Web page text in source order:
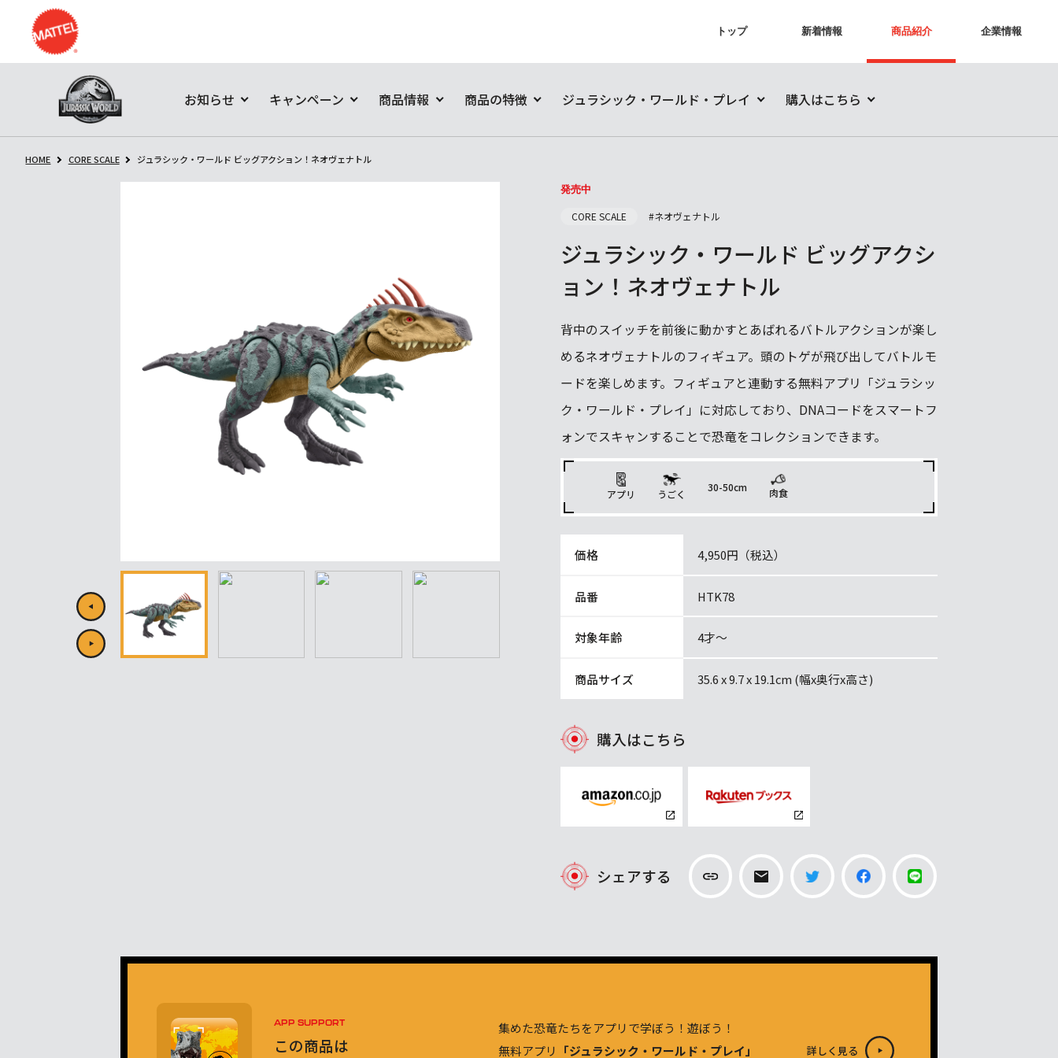
トップ 新着情報 商品紹介 企業情報
お知らせ キャンペーン 商品情報 商品の特徴 ジュラシック・ワールド・プレイ 購入はこちら
HOME CORE SCALE ジュラシック・ワールド ビッグアクション！ネオヴェナトル
発売中
CORE SCALE #ネオヴェナトル
ジュラシック・ワールド ビッグアクシ
ョン！ネオヴェナトル
背中のスイッチを前後に動かすとあばれるバトルアクションが楽し
めるネオヴェナトルのフィギュア。頭のトゲが飛び出してバトルモ
ードを楽しめます。フィギュアと連動する無料アプリ「ジュラシッ
ク・ワールド・プレイ」に対応しており、DNAコードをスマートフ
ォンでスキャンすることで恐竜をコレクションできます。
アプリ うごく
30-50cm 肉食
価格 4,950円（税込）
品番 HTK78
対象年齢 4才～
商品サイズ 35.6 x 9.7 x 19.1cm (幅x奥行x高さ)
購入はこちら
シェアする
APP SUPPORT
この商品は
集めた恐竜たちをアプリで学ぼう！遊ぼう！
無料アプリ 「ジュラシック・ワールド・プレイ」 詳しく見る